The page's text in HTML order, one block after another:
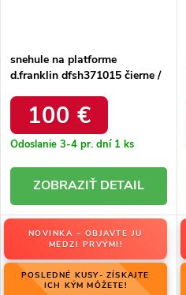
snehule na platforme
d.franklin dfsh371015 čierne /
100 €
Odoslanie 3-4 pr. dní 1 ks
DETAIL
NOVINKA – OBJAVTE JU
MEDZI PRVÝMI!
POSLEDNÉ KUSY- ZÍSKAJTE
ICH KÝM MÔŽETE!